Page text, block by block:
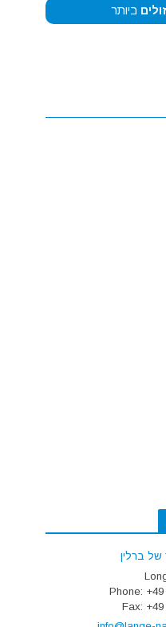
ביותר
של ברלין
Phone: +49
Fax: +49